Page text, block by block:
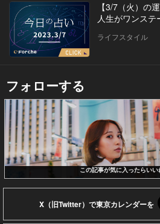
【3/7（火）の
人生がワンステ
ライフスタイル
フォローする
この記事が気に入ったらいい
X（旧Twitter）で東京カレンダーを